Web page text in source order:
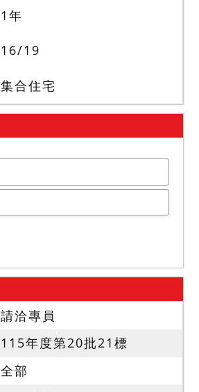
1 年
16/19
集合住宅
請洽專員
115年度第20批21標
全部